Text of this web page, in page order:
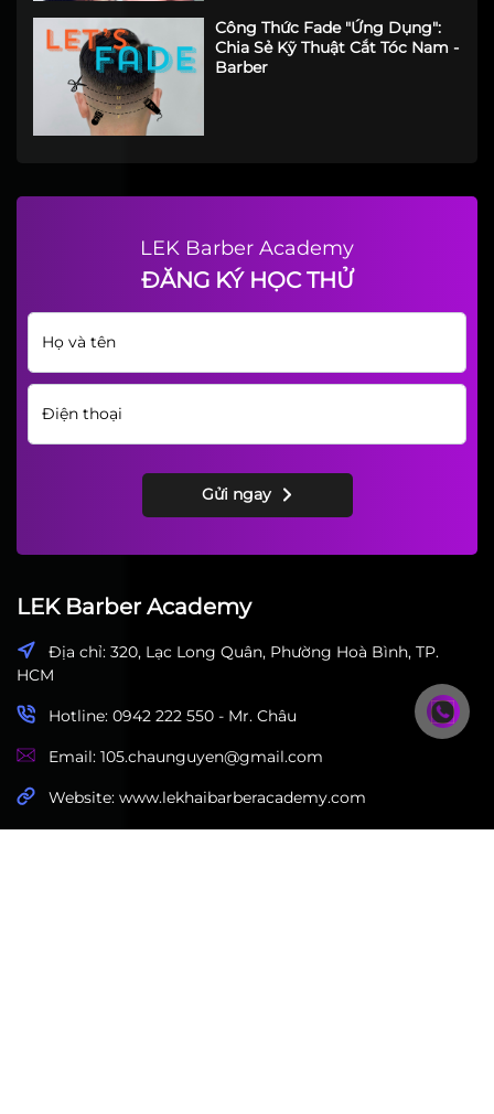
Công Thức Fade "Ứng Dụng":
Chia Sẻ Kỹ Thuật Cắt Tóc Nam -
Barber
LEK Barber Academy
ĐĂNG KÝ HỌC THỬ
Gửi ngay
LEK Barber Academy
Địa chỉ: 320, Lạc Long Quân, Phường Hoà Bình, TP.
HCM
Hotline: 0942 222 550 - Mr. Châu
Email: 105.chaunguyen@gmail.com
Website: www.lekhaibarberacademy.com